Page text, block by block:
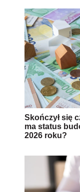
Skończył się
ma status
2026 roku?